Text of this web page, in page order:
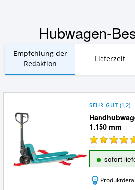
Hubwagen-
Empfehlung der
Redaktion
Lieferzeit
1.150 mm
SEHR GUT (1,2)
sofort